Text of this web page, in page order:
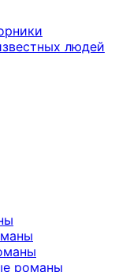
людей
романы